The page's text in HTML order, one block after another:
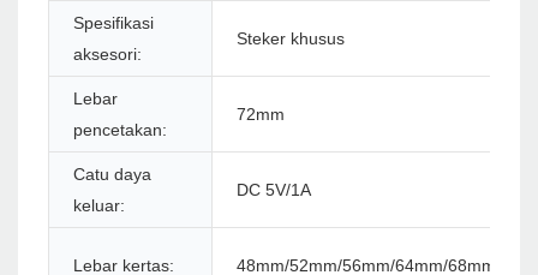
Spesifikasi
aksesori:
Steker khusus
Lebar
pencetakan:
72mm
Catu daya
keluar:
DC 5V/1A
Lebar kertas: 48mm/52mm/56mm/64mm/68mm/